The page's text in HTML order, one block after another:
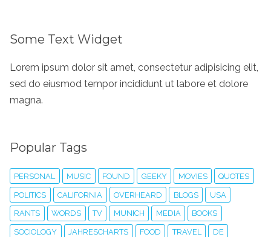
Some Text Widget
Lorem ipsum dolor sit amet, consectetur adipisicing elit,
sed do eiusmod tempor incididunt ut labore et dolore
magna.
Popular Tags
PERSONAL MUSIC FOUND GEEKY MOVIES QUOTES
POLITICS CALIFORNIA OVERHEARD BLOGS USA
RANTS WORDS TV MUNICH MEDIA BOOKS
SOCIOLOGY JAHRESCHARTS FOOD TRAVEL DE